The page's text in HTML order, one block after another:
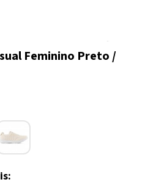
Feminino Preto /